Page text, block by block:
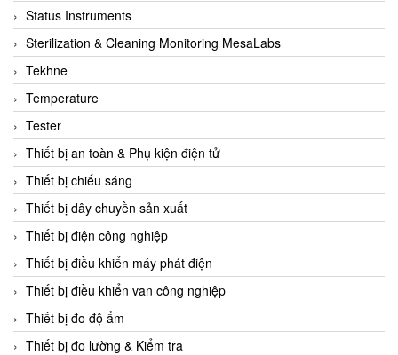
CAPS
CAREL Parts
CCS
CD Automation
CEAG Sicherheitst
CEIA Vietnam
Celduc Vietnam
Cemb
Centec GmbH
CEQUBE
CHAUVIN ARNOUX
Checkline
Chino
Status Instruments
Sterilization & Cleaning Monitoring MesaLabs
Tekhne
Temperature
Tester
Thiết bị an toàn & Phụ kiện điện tử
Thiết bị chiếu sáng
Thiết bị dây chuyền sản xuất
Thiết bị điện công nghiệp
Thiết bị điều khiển máy phát điện
Thiết bị điều khiển van công nghiệp
Thiết bị đo độ ẩm
Thiết bị đo lường & Kiểm tra